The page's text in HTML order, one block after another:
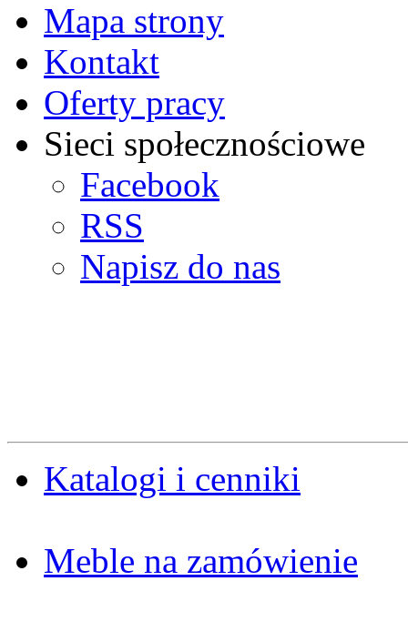
Mapa strony
Kontakt
Oferty pracy
Sieci społecznościowe
Facebook
RSS
Napisz do nas
Katalogi i cenniki
Meble na zamówienie